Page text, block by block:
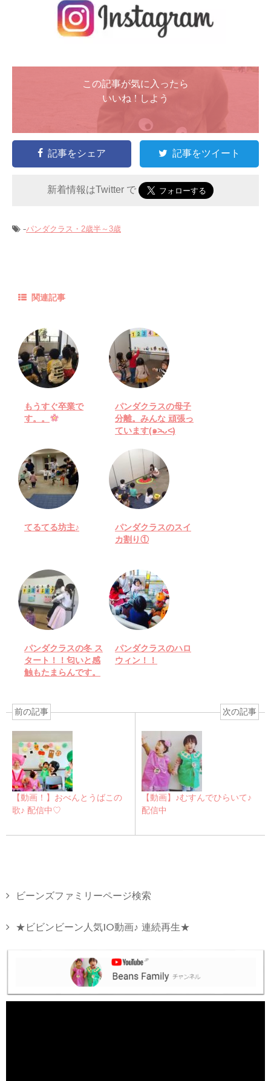
この記事が気に入ったら
いいね ! しよう
記事をシェア 記事をツイート
新着情報はTwitter で
-パンダクラス・2歳半～3歳
関連記事
もうすぐ卒業で
す。。
パンダクラスの母子
分離。みんな 頑張っ
ています(๑˃̵ᴗ˂̵)
てるてる坊主♪
パンダクラスのスイ
カ割り①
パンダクラスの冬 ス
タート！！匂いと感
触もたまらんです。
パンダクラスのハロ
ウィン！！
前の記事
【動画！】おべんとうばこの
歌♪ 配信中♡
次の記事
【動画】♪むすんでひらいて♪
配信中
ビーンズファミリーページ検索
★ビビンビーン人気10動画♪ 連続再生★